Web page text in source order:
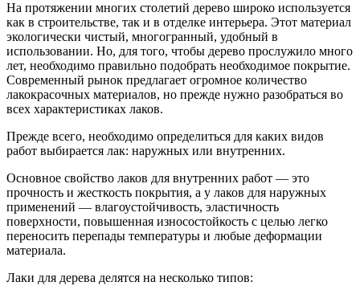
На протяжении многих столетий дерево широко используется
как в строительстве, так и в отделке интерьера. Этот материал
экологически чистый, многогранный, удобный в
использовании. Но, для того, чтобы дерево прослужило много
лет, необходимо правильно подобрать необходимое покрытие.
Современный рынок предлагает огромное количество
лакокрасочных материалов, но прежде нужно разобраться во
всех характеристиках лаков.
Прежде всего, необходимо определиться для каких видов
работ выбирается лак: наружных или внутренних.
Основное свойство лаков для внутренних работ — это
прочность и жесткость покрытия, а у лаков для наружных
применений — влагоустойчивость, эластичность
поверхности, повышенная износостойкость с целью легко
переносить перепады температуры и любые деформации
материала.
Лаки для дерева делятся на несколько типов: